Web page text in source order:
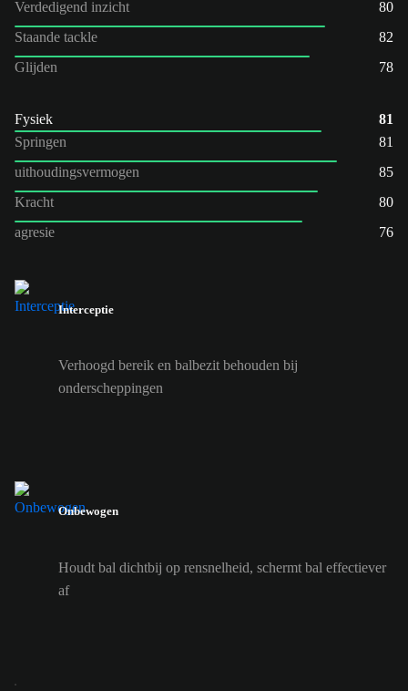
Verdedigend inzicht
80
Staande tackle
82
Glijden
78
Fysiek
81
Springen
81
uithoudingsvermogen
85
Kracht
80
agresie
76
Interceptie
Verhoogd bereik en balbezit behouden bij
onderscheppingen
Onbewogen
Houdt bal dichtbij op rensnelheid, schermt bal effectiever
af